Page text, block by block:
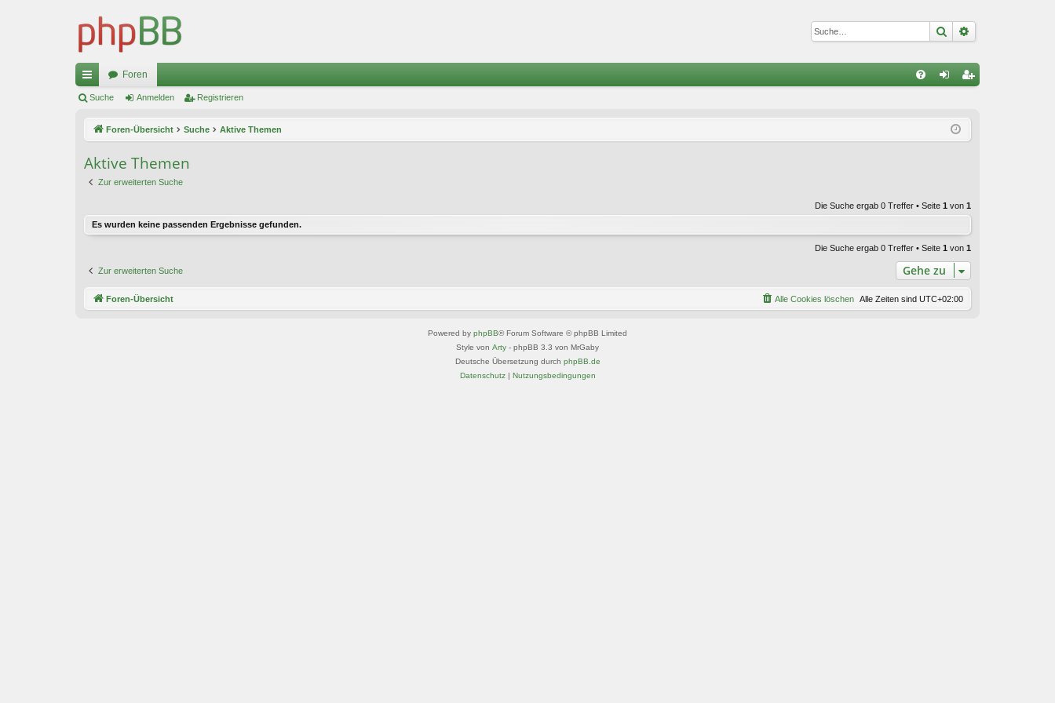
Suche
ch
ug
Foren
ist
Suche Anmelden Registrieren
Foren-Übersicht Suche Aktive Themen
Aktive Themen
Zur erweiterten Suche
Die Suche ergab 0 Treffer • Seite 1 von 1
Es wurden keine passenden Ergebnisse gefunden.
Die Suche ergab 0 Treffer • Seite 1 von 1
Zur erweiterten Suche Gehe zu
Foren-Übersicht Alle Zeiten sind UTC+02:00
Alle Cookies löschen
Powered by phpBB® Forum Software © phpBB Limited
Style von Arty - phpBB 3.3 von MrGaby
Deutsche Übersetzung durch phpBB.de
Datenschutz| Nutzungsbedingungen